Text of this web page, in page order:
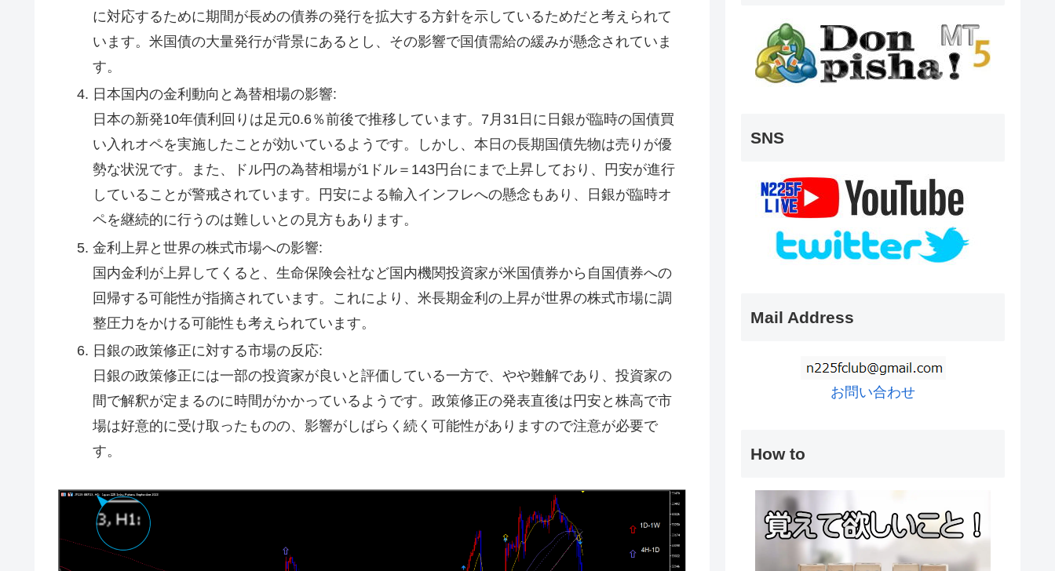
に対応するために期間が長めの債券の発行を拡大する方針を示しているためだと考えられて
います。米国債の大量発行が背景にあるとし、その影響で国債需給の緩みが懸念されていま
す。
日本国内の金利動向と為替相場の影響:
日本の新発10年債利回りは足元0.6％前後で推移しています。7月31日に日銀が臨時の国債買
い入れオペを実施したことが効いているようです。しかし、本日の長期国債先物は売りが優
勢な状況です。また、ドル円の為替相場が1ドル＝143円台にまで上昇しており、円安が進行
していることが警戒されています。円安による輸入インフレへの懸念もあり、日銀が臨時オ
ペを継続的に行うのは難しいとの見方もあります。
金利上昇と世界の株式市場への影響:
国内金利が上昇してくると、生命保険会社など国内機関投資家が米国債券から自国債券への
回帰する可能性が指摘されています。これにより、米長期金利の上昇が世界の株式市場に調
整圧力をかける可能性も考えられています。
日銀の政策修正に対する市場の反応:
日銀の政策修正には一部の投資家が良いと評価している一方で、やや難解であり、投資家の
間で解釈が定まるのに時間がかかっているようです。政策修正の発表直後は円安と株高で市
場は好意的に受け取ったものの、影響がしばらく続く可能性がありますので注意が必要で
す。
SNS
Mail Address
お問い合わせ
How to